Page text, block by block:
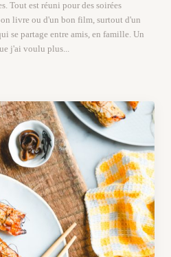
Tout est réuni pour des soirées
livre ou d'un bon film, surtout d'un
se partage entre amis, en famille. Un
j'ai voulu plus...